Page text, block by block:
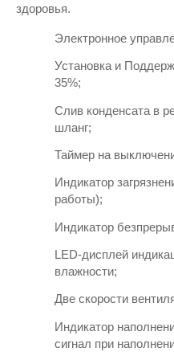
здоровья.
Электронное
Установка и
35%;
Слив конденсата в
шланг;
Таймер на
Индикатор
работы);
Индикатор
LED-дисплей
влажности;
Две скорости
Индикатор
сигнал при